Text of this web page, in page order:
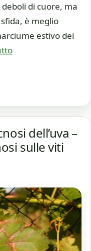
di cuore, ma
è meglio
estivo dei
dell’uva –
sulle viti